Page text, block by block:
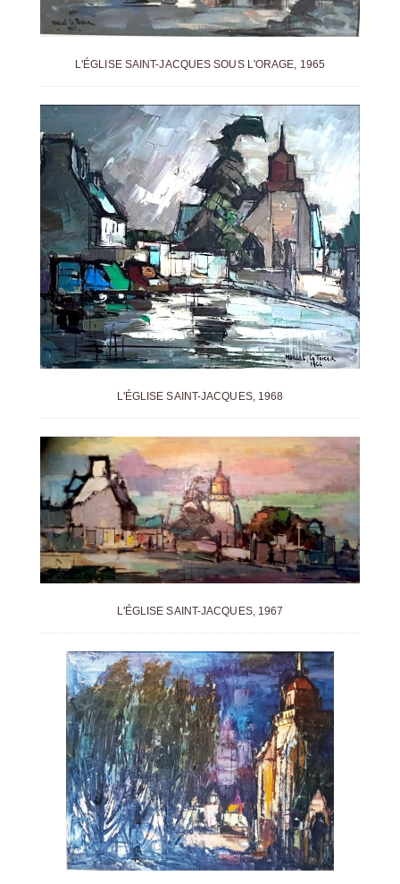
L'ÉGLISE SAINT-JACQUES SOUS L'ORAGE, 1965
L'ÉGLISE SAINT-JACQUES, 1968
L'ÉGLISE SAINT-JACQUES, 1967